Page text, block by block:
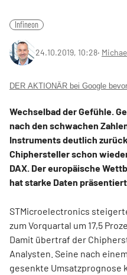
Infineon
24.10.2019, 10:28‧
DER AKTIONÄR bei Google
Wechselbad der Gefühle.
nach den schwachen
Instruments deutlich
Chiphersteller schon
DAX. Der europäische
hat starke Daten
STMicroelectronics
zum Vorquartal um 17,5
Damit übertraf der
Analysten. Seine nach
gesenkte